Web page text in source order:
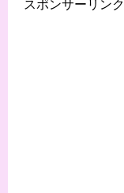
スポンサーリンク